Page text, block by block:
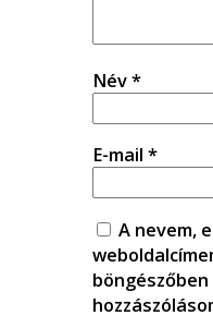
Név*
E-mail *
A nevem,